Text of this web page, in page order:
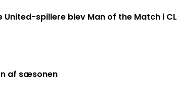
spillere blev Man of the Match i CL
af sæsonen